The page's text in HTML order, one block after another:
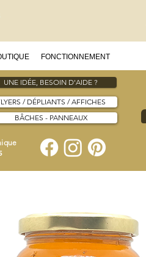
FONCTIONNEMENT
UNE IDÉE, BESOIN D'AIDE ?
/ DÉPLIANTS / AFFICHES
BÂCHES - PANNEAUX